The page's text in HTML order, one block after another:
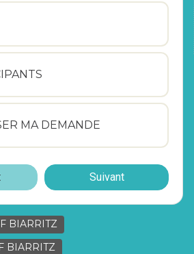
MA DEMANDE
Suivant
BIARRITZ
BIARRITZ